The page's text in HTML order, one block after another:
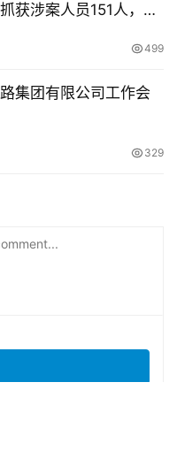
获涉案人员151人，涉
499
集团有限公司工作会
329